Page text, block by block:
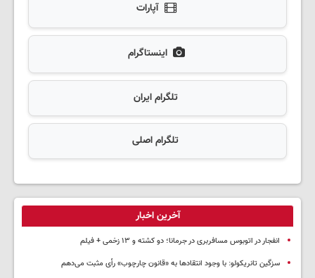
آپارات
اینستاگرام
تلگرام ایران
تلگرام اصلی
آخرین اخبار
انفجار در اتوبوس مسافربری در جرمانا؛ دو کشته و ۱۳ زخمی + فیلم
سزگین تانریکولو: با وجود انتقادها به «قانون چارچوب» رأی مثبت می‌دهم